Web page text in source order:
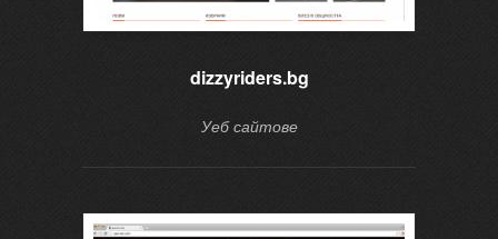
dizzyriders.bg
Уеб сайтове